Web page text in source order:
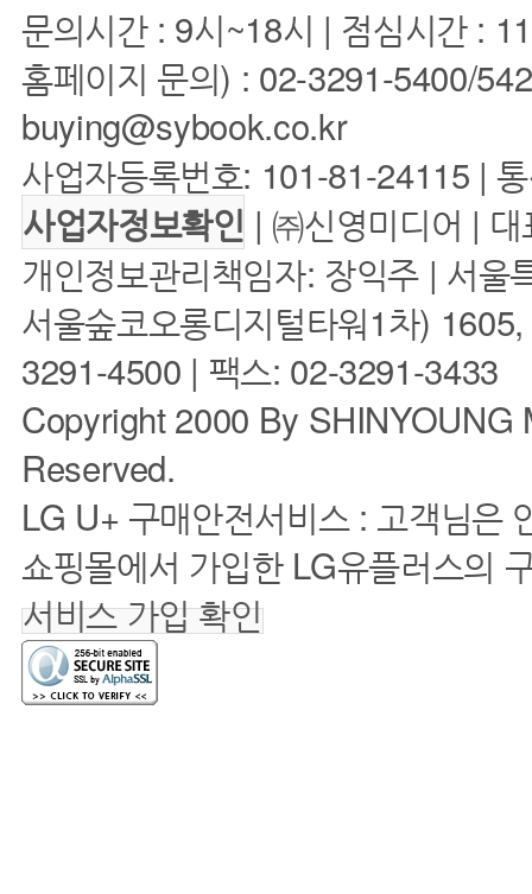
문의시간 : 9시~18시 | 점심시간 :
홈페이지 문의) : 02-3291-5400/
buying@sybook.co.kr
사업자등록번호: 101-81-24115 |
사업자정보확인 | ㈜신영미디어 |
개인정보관리책임자: 장익주 | 서
서울숲코오롱디지털타워1차)
3291-4500 | 팩스: 02-3291-3433
Copyright 2000 By
Reserved.
LG U+ 구매안전서비스 : 고객님은
쇼핑몰에서 가입한 LG유플러스의
서비스 가입 확인